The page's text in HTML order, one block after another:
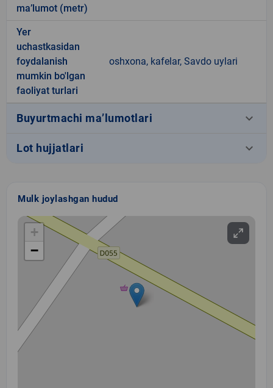
ma’lumot (metr)
Yer
uchastkasidan
foydalanish
mumkin bo'lgan
faoliyat turlari
oshxona, kafelar, Savdo uylari
Buyurtmachi ma’lumotlari keyboard_arrow_down
Lot hujjatlari keyboard_arrow_down
Mulk joylashgan hudud
+
−